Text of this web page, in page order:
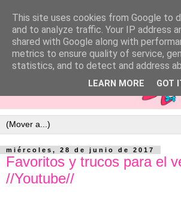
miércoles, 28 de junio de 2017
Favoritos y trucos para el
//Youtube//
This site uses cookies from Google to
and to analyze traffic. Your IP address
shared with Google along with
metrics to ensure quality of service,
statistics, and to detect and address
LEARN MORE GOT